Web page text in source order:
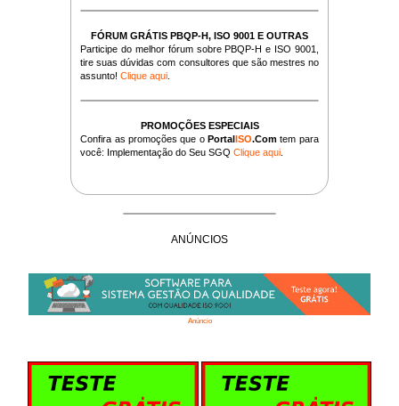
FÓRUM GRÁTIS PBQP-H, ISO 9001 E OUTRAS
Participe do melhor fórum sobre PBQP-H e ISO 9001,
tire suas dúvidas com consultores que são mestres no
assunto!Clique aqui
PROMOÇÕES ESPECIAIS
Confira as promoções que oPortalISO.Com tem para
você: Implementação do Seu SGQClique aqui
ANÚNCIOS
Anúncio